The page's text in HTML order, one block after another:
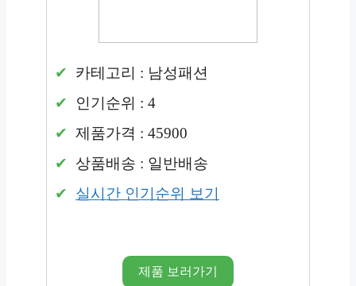
카테고리 : 남성패션
인기순위 : 4
제품가격 : 45900
상품배송 : 일반배송
실시간 인기순위 보기
제품 보러가기